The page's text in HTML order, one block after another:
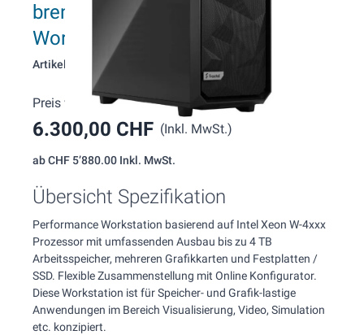
brentford W134 Xeon GPU
Workstation
Artikelnummer: 134
Preis wie konfiguriert:
6.300,00 CHF (Inkl. MwSt.)
abCHF 5’880.00 Inkl. MwSt.
Übersicht Spezifikation
Performance Workstation basierend auf Intel Xeon W-4xxx
Prozessor mit umfassenden Ausbau bis zu 4 TB
Arbeitsspeicher, mehreren Grafikkarten und Festplatten /
SSD. Flexible Zusammenstellung mit Online Konfigurator.
Diese Workstation ist für Speicher- und Grafik-lastige
Anwendungen im Bereich Visualisierung, Video, Simulation
etc. konzipiert.